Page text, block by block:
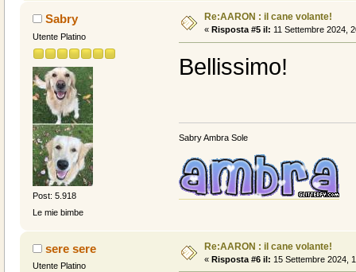
Sabry
Utente Platino
Post: 5.918
Le mie bimbe
Re:AARON : il cane volante!
« Risposta #5 il: 11 Settembre 2024,
Bellissimo!
Sabry Ambra Sole
sere sere
Utente Platino
Re:AARON : il cane volante!
« Risposta #6 il: 15 Settembre 2024,